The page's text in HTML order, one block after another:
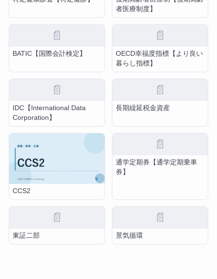
者医療制度】
📄
BATIC【国際会計検定】
📄
OECD幸福度指標【より良い
暮らし指標】
📄
IDC【International Data
Corporation】
📄
長期繰延税金資産
CCS2
📄
通学定期券【通学定期乗車
券】
📄
東証二部
📄
景気循環